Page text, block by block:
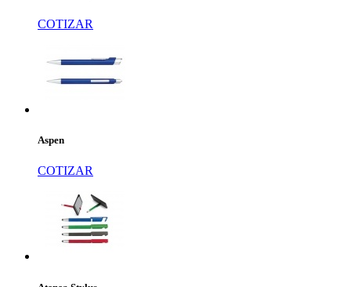
COTIZAR
Aspen
COTIZAR